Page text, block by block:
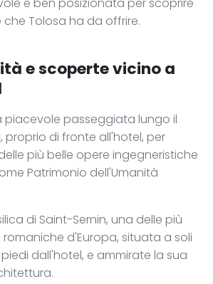
Tolosa ha da offrire.
e scoperte vicino a
piacevole passeggiata lungo il
proprio di fronte all'hotel, per
più belle opere ingegneristiche
Patrimonio dell'Umanità
di Saint-Sernin, una delle più
d'Europa, situata a soli
dall'hotel, e ammirate la sua